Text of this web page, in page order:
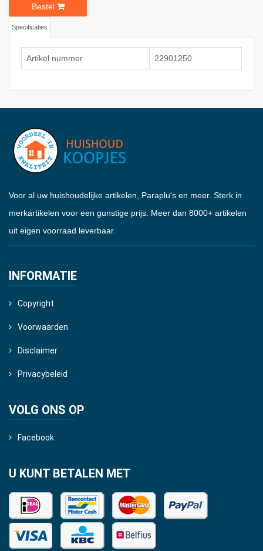
Bestel
Specificaties
Artikel nummer 22901250
Voor al uw huishoudelijke artikelen, Paraplu's en meer. Sterk in
merkartikelen voor een gunstige prijs. Meer dan 8000+ artikelen
uit eigen voorraad leverbaar.
INFORMATIE
Copyright
Voorwaarden
Disclaimer
Privacybeleid
VOLG ONS OP
Facebook
U KUNT BETALEN MET